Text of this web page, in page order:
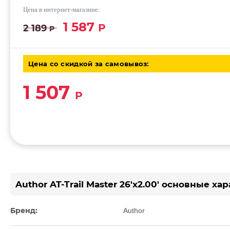
Цена в интернет-магазине:
2 189Р 1 587 Р
Цена со скидкой за самовывоз:
1 507 Р
Author AT-Trail Master 26'x2.00' основные
Бренд: Author